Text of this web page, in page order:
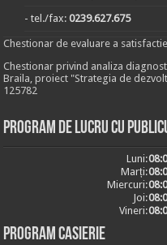
- tel./fax:0239.627.675
Chestionar de evaluare a
Chestionar privind analiza
Braila, proiect "Strategia de
125782
Program de lucru cu
Luni:
Marți:
Miercuri:
Joi:
Vineri:
Program casierie